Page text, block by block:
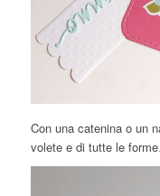
Con una catenina o un
volete e di tutte le